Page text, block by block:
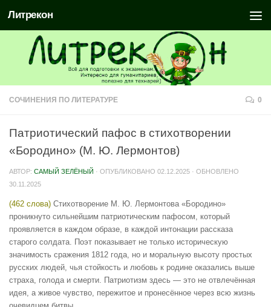
Литрекон
СОЧИНЕНИЯ ПО ЛИТЕРАТУРЕ 0
Патриотический пафос в стихотворении
«Бородино» (М. Ю. Лермонтов)
АВТОР: САМЫЙ ЗЕЛЁНЫЙ · ОПУБЛИКОВАНО 02.12.2025 · ОБНОВЛЕНО
30.11.2025
(462 слова) Стихотворение М. Ю. Лермонтова «Бородино»
проникнуто сильнейшим патриотическим пафосом, который
проявляется в каждом образе, в каждой интонации рассказа
старого солдата. Поэт показывает не только историческую
значимость сражения 1812 года, но и моральную высоту простых
русских людей, чья стойкость и любовь к родине оказались выше
страха, голода и смерти. Патриотизм здесь — это не отвлечённая
идея, а живое чувство, пережитое и пронесённое через всю жизнь